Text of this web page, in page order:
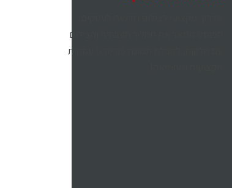
הפוסט מתאר את תהליך העבודה והצילום
עם הלקוח, לקבלת תמונת פורטרט עסקית